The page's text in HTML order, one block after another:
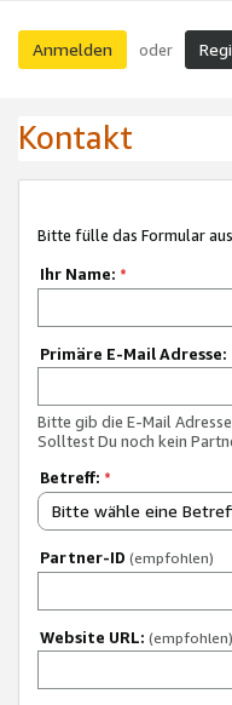
Anmelden oder
Kontakt
Bitte fülle das Formular
Ihr Name: *
Primäre E-Mail Adresse:
Bitte gib die E-Mail
Solltest Du noch kein
Betreff: *
Bitte wähle eine
Partner-ID (empfohlen)
Website URL: (empfohlen)